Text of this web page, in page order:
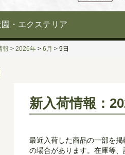
園・エクステリア
報 > 2026年 > 6月 > 9日
新入荷情報：
最近入荷した商品の一部を
の場合があります。在庫等